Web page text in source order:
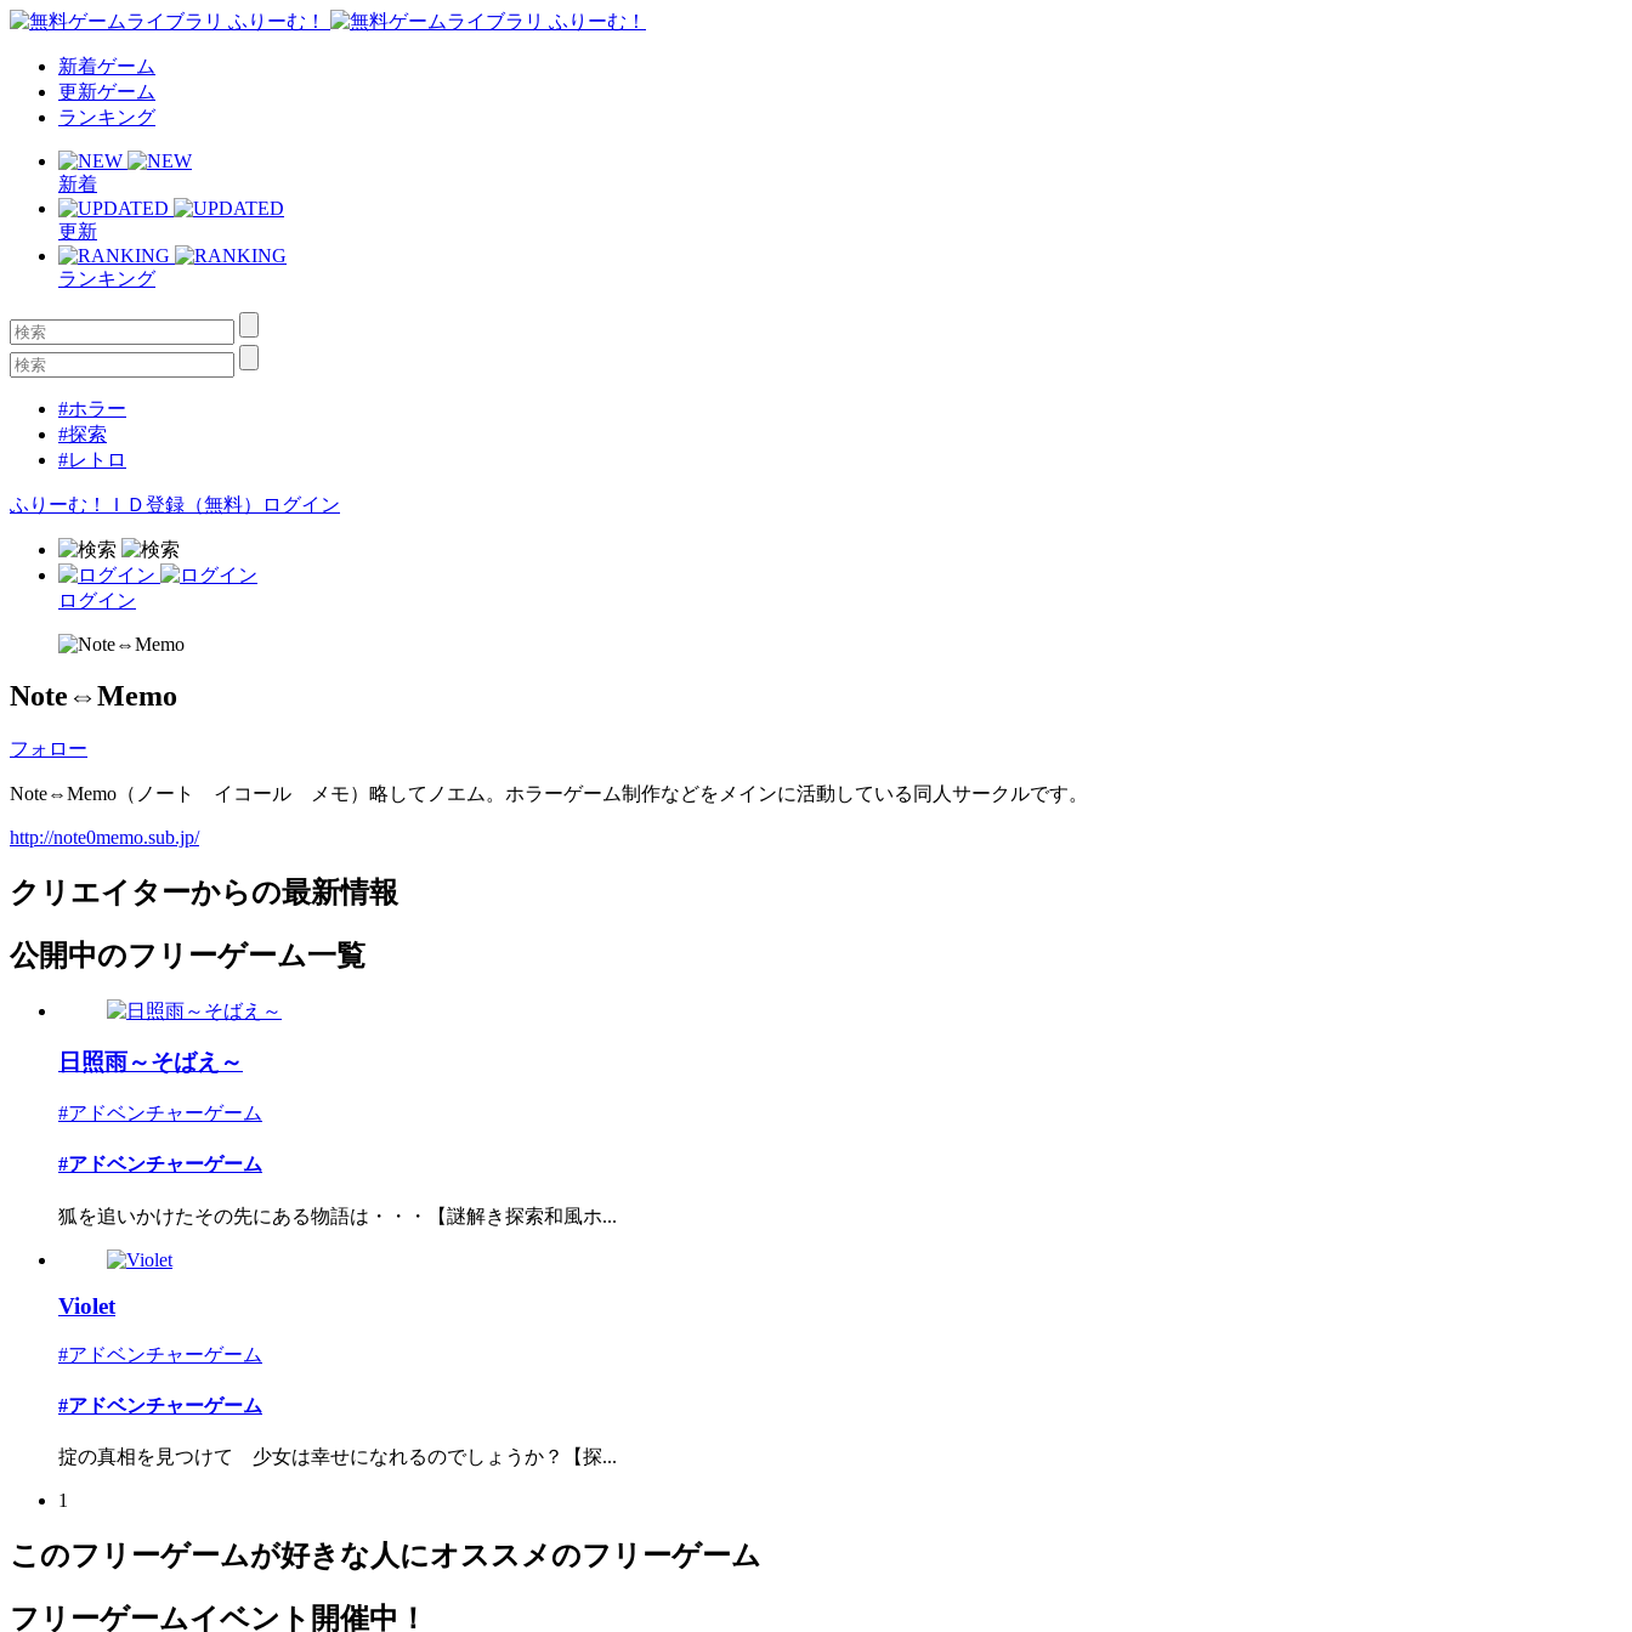
新着ゲーム
更新ゲーム
ランキング
新着
更新
ランキング
#ホラー
#探索
#レトロ
ふりーむ！ＩＤ登録（無料） ログイン
ログイン
Note⇔Memo
フォロー
Note⇔Memo（ノート イコール メモ）略してノエム。ホラーゲーム制作などをメインに活動している同人サークルです。
http://note0memo.sub.jp/
クリエイターからの最新情報
公開中のフリーゲーム一覧
日照雨～そばえ～
#アドベンチャーゲーム
#アドベンチャーゲーム
狐を追いかけたその先にある物語は・・・【謎解き探索和風ホ...
Violet
#アドベンチャーゲーム
#アドベンチャーゲーム
掟の真相を見つけて 少女は幸せになれるのでしょうか？【探...
1
このフリーゲームが好きな人にオススメのフリーゲーム
フリーゲームイベント開催中！